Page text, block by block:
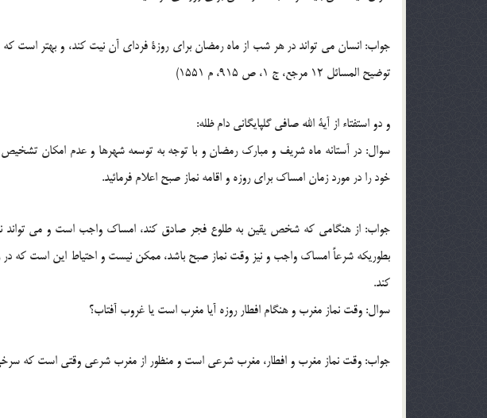
جواب: انسان می تواند در هر شب از ماه رمضان برای روزة فردای آن نیت کند، و بهتر است
توضیح المسائل 12 مرجع، ج 1، ص 915، م 1551)
و دو استفتاء از آیة الله صافی گلپایگانی دام ظله:
سوال: در آستانه ماه شریف و مبارك رمضان و با توجه به توسعه شهرها و عدم امكان
خود را در مورد زمان امساك برای روزه و اقامه نماز صبح اعلام فرمائید.
جواب: از هنگامی كه شخص یقین به طلوع فجر صادق كند، امساك واجب است و می تواند
بطوریكه شرعاً امساك واجب و نیز وقت نماز صبح باشد، ممكن نیست و احتیاط این است كه
كند.
سوال: وقت نماز مغرب و هنگام افطار روزه آیا مغرب است یا غروب آفتاب؟
جواب: وقت نماز مغرب و افطار، مغرب شرعی است و منظور از مغرب شرعی وقتی است كه